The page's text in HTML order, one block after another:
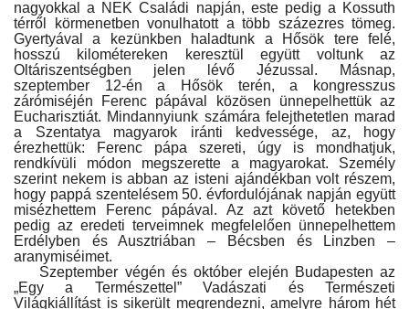
Emlékezzünk †
Nyelv
Magyar Deutsch English
nagyokkal a NEK Családi napján, este pedig a Kossuth
térről körmenetben vonulhatott a több százezres tömeg.
Gyertyával a kezünkben haladtunk a Hősök tere felé,
hosszú kilométereken keresztül együtt voltunk az
Oltáriszentségben jelen lévő Jézussal. Másnap,
szeptember 12-én a Hősök terén, a kongresszus
zárómiséjén Ferenc pápával közösen ünnepelhettük az
Eucharisztiát. Mindannyiunk számára felejthetetlen marad
a Szentatya magyarok iránti kedvessége, az, hogy
érezhettük: Ferenc pápa szereti, úgy is mondhatjuk,
rendkívüli módon megszerette a magyarokat. Személy
szerint nekem is abban az isteni ajándékban volt részem,
hogy pappá szentelésem 50. évfordulójának napján együtt
misézhettem Ferenc pápával. Az azt követő hetekben
pedig az eredeti terveimnek megfelelően ünnepelhettem
Erdélyben és Ausztriában – Bécsben és Linzben –
aranymiséimet.
Szeptember végén és október elején Budapesten az
„Egy a Természettel” Vadászati és Természeti
Világkiállítást is sikerült megrendezni, amelyre három hét